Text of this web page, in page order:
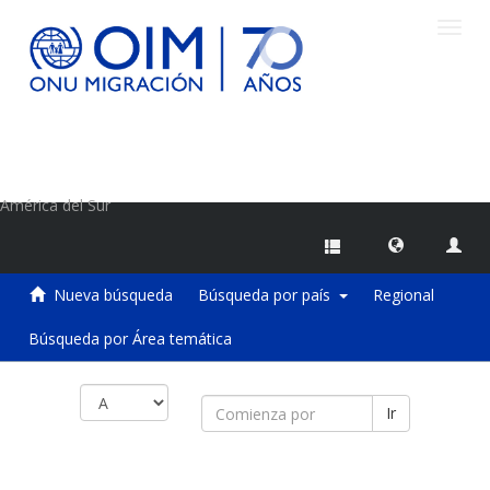
América del Sur
Nueva búsqueda Búsqueda por país Regional
Búsqueda por Área temática
Ir